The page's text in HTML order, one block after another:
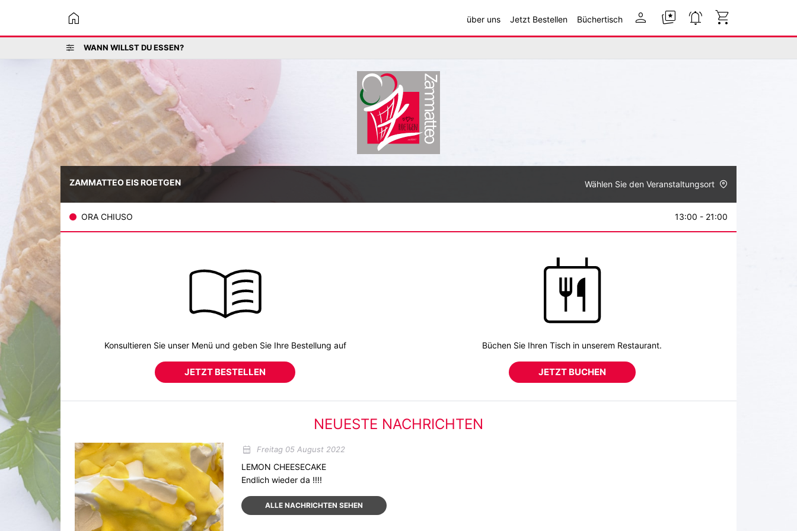
home über uns Jetzt Bestellen Büchertisch person cards_star notifications_active shopping_cart
WANN WILLST DU ESSEN?
ZAMMATTEO EIS ROETGEN Wählen Sie den Veranstaltungsort
ORA CHIUSO 13:00 - 21:00
Konsultieren Sie unser Menü und geben Sie Ihre Bestellung auf
JETZT BESTELLEN
Büchen Sie Ihren Tisch in unserem Restaurant.
JETZT BUCHEN
NEUESTE NACHRICHTEN
calendar_month Freitag 05 August 2022
LEMON CHEESECAKE
Endlich wieder da !!!!
ALLE NACHRICHTEN SEHEN